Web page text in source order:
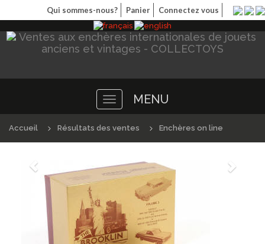
Qui sommes-nous? Panier Connectez vous
Toggle
navigation
MENU
Accueil Résultats des ventes Enchères on line
Précédént